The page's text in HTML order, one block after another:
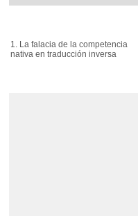
1. La falacia de la competencia
nativa en traducción inversa